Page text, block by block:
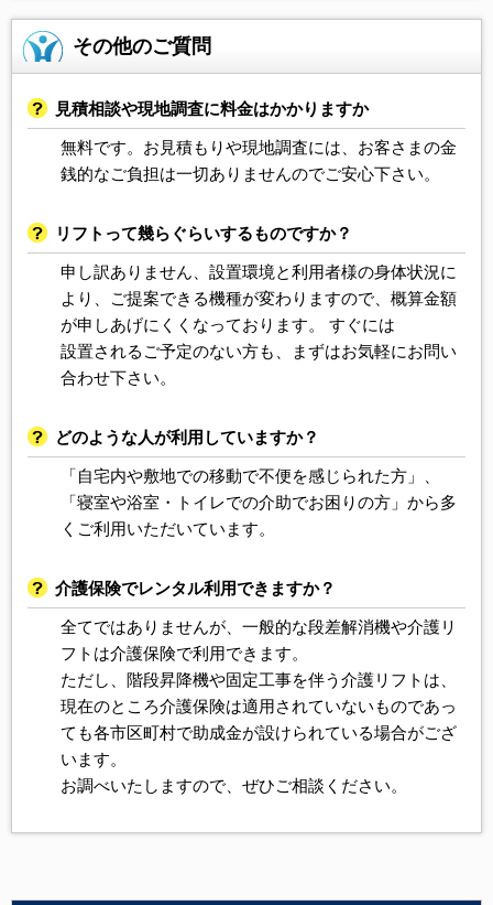
その他のご質問
見積相談や現地調査に料金はかかりますか
無料です。お見積もりや現地調査には、お客さまの金
銭的なご負担は一切ありませんのでご安心下さい。
リフトって幾らぐらいするものですか？
申し訳ありません、設置環境と利用者様の身体状況に
より、ご提案できる機種が変わりますので、概算金額
が申しあげにくくなっております。 すぐには
設置されるご予定のない方も、まずはお気軽にお問い
合わせ下さい。
どのような人が利用していますか？
「自宅内や敷地での移動で不便を感じられた方」、
「寝室や浴室・トイレでの介助でお困りの方」から多
くご利用いただいています。
介護保険でレンタル利用できますか？
全てではありませんが、一般的な段差解消機や介護リ
フトは介護保険で利用できます。
ただし、階段昇降機や固定工事を伴う介護リフトは、
現在のところ介護保険は適用されていないものであっ
ても各市区町村で助成金が設けられている場合がござ
います。
お調べいたしますので、ぜひご相談ください。